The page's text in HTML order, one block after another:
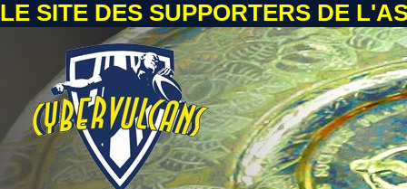
LE SITE DES SUPPORTERS DE